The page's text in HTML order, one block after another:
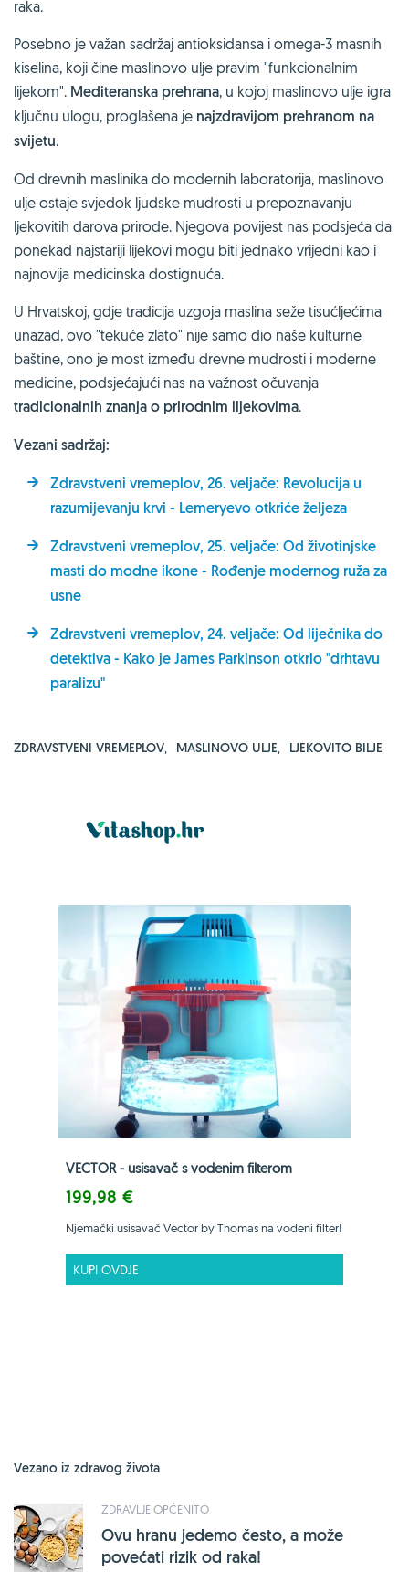
raka.
Posebno je važan sadržaj antioksidansa i omega-3 masnih
kiselina, koji čine maslinovo ulje pravim "funkcionalnim
lijekom". Mediteranska prehrana, u kojoj maslinovo ulje igra
ključnu ulogu, proglašena je najzdravijom prehranom na
svijetu.
Od drevnih maslinika do modernih laboratorija, maslinovo
ulje ostaje svjedok ljudske mudrosti u prepoznavanju
ljekovitih darova prirode. Njegova povijest nas podsjeća da
ponekad najstariji lijekovi mogu biti jednako vrijedni kao i
najnovija medicinska dostignuća.
U Hrvatskoj, gdje tradicija uzgoja maslina seže tisućljećima
unazad, ovo "tekuće zlato" nije samo dio naše kulturne
baštine, ono je most između drevne mudrosti i moderne
medicine, podsjećajući nas na važnost očuvanja
tradicionalnih znanja o prirodnim lijekovima.
Vezani sadržaj:
Zdravstveni vremeplov, 26. veljače: Revolucija u
razumijevanju krvi - Lemeryevo otkriće željeza
Zdravstveni vremeplov, 25. veljače: Od životinjske
masti do modne ikone - Rođenje modernog ruža za
usne
Zdravstveni vremeplov, 24. veljače: Od liječnika do
detektiva - Kako je James Parkinson otkrio "drhtavu
paralizu"
ZDRAVSTVENI VREMEPLOV, MASLINOVO ULJE, LJEKOVITO BILJE
VECTOR - usisavač s vodenim filterom
199,98 €
Njemački usisavač Vector by Thomas na vodeni filter!
KUPI OVDJE
Vezano iz zdravog života
ZDRAVLJE OPĆENITO
Ovu hranu jedemo često, a može
povećati rizik od raka!